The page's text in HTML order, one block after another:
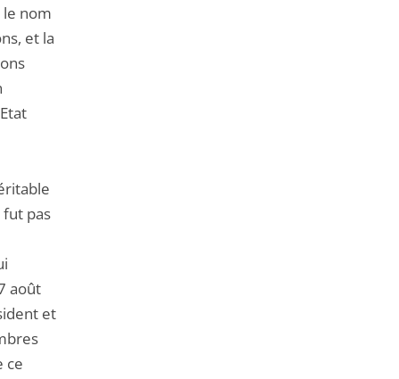
nom
et la
pas
août
et
ce